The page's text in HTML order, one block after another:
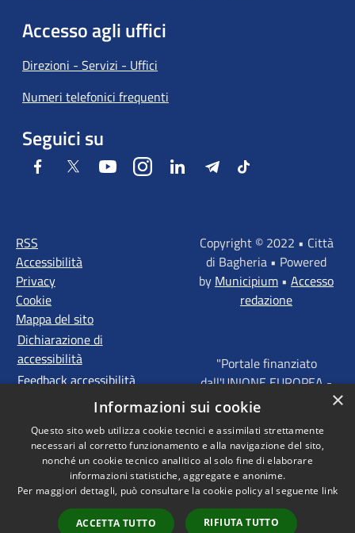
Accesso agli uffici
Direzioni - Servizi - Uffici
Numeri telefonici frequenti
Seguici su
Facebook Twitter YoutubeInstagramLinkedIn TelegramTiktok
RSS
Accessibilità
Privacy
Cookie
Mappa del sito
Dichiarazione di
accessibilità
Feedback accessibilità
Copyright © 2022 • Città
di Bagheria • Powered
by Municipium • Accesso
redazione
"Portale finanziato
dall'UNIONE EUROPEA -
FONDI STRUTTURALI
EUROPEI - Programma
Operativo FESR Sicilia
2014 - 2020 Agenda
Urbana ITI "Palermo -
Bagheria"
×
Informazioni sui cookie
Questo sito web utilizza cookie tecnici e assimilati strettamente
necessari al corretto funzionamento e alla navigazione del sito,
nonché un cookie tecnico analitico al solo fine di elaborare
informazioni statistiche, aggregate e anonime.
Per maggiori dettagli, può consultare la cookie policy al seguente link
ACCETTA TUTTO RIFIUTA TUTTO